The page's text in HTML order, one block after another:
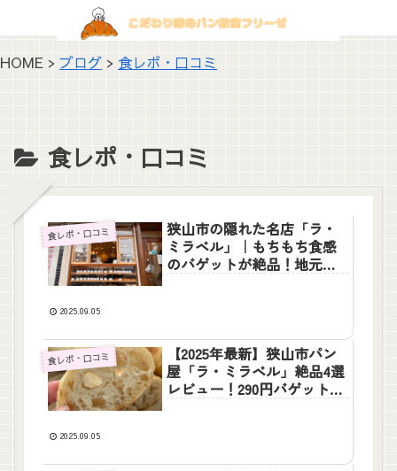
HOME > ブログ > 食レポ・口コミ
食レポ・口コミ
食レポ・口コミ
狭山市の隠れた名店「ラ・
ミラベル」｜もちもち食感
のバゲットが絶品！地元愛
2025.09.05
食レポ・口コミ
【2025年最新】狭山市パン
屋「ラ・ミラベル」絶品4選
レビュー！290円バゲットが
2025.09.05